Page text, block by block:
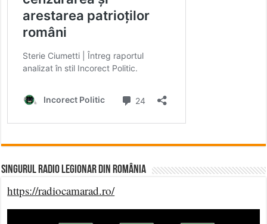
Singurul Radio Legionar din România
https://radiocamarad.ro/